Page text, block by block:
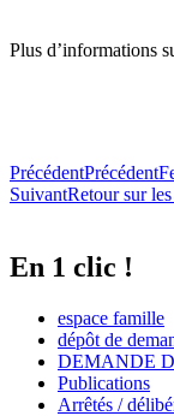
Plus d’informations
PrécédentPrécédent
SuivantRetour sur
En 1 clic !
espace famille
dépôt de
DEMANDE
Publications
Arrêtés /